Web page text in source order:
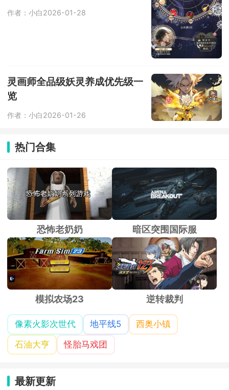
作者：小白2026-01-28
灵画师全品级妖灵养成优先级一
览
作者：小白2026-01-26
热门合集
恐怖老奶奶 暗区突围国际服
模拟农场23 逆转裁判
像素火影次世代 地平线5
西奥小镇
石油大亨
怪胎马戏团
最新更新